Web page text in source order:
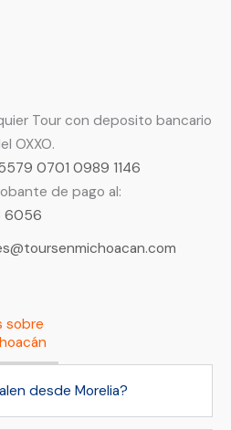
Tour con deposito bancario
OXXO.
0701 0989 1146
de pago al:
6056
sobre
desde Morelia?